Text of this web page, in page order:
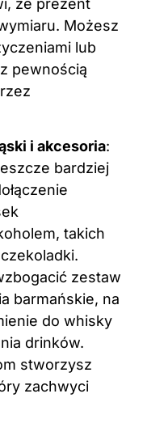
że prezent
Możesz
lub
pewnością
i akcesoria:
bardziej
takich
zestaw
barmańskie, na
do whisky
drinków.
stworzysz
zachwyci